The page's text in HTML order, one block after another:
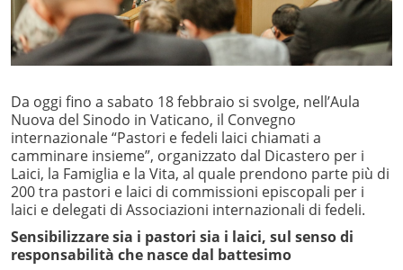
Da oggi fino a sabato 18 febbraio si svolge, nell’Aula
Nuova del Sinodo in Vaticano, il Convegno
internazionale “Pastori e fedeli laici chiamati a
camminare insieme”, organizzato dal Dicastero per i
Laici, la Famiglia e la Vita, al quale prendono parte più di
200 tra pastori e laici di commissioni episcopali per i
laici e delegati di Associazioni internazionali di fedeli.
Sensibilizzare sia i pastori sia i laici, sul senso di
responsabilità che nasce dal battesimo